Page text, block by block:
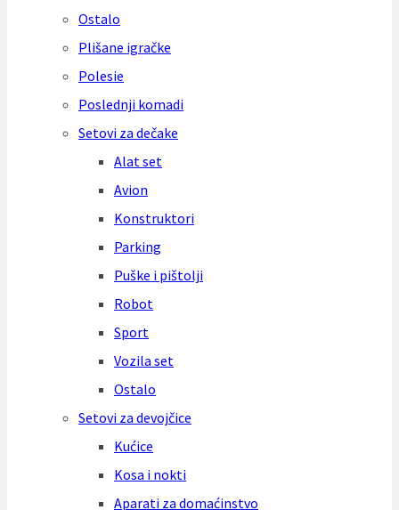
Ostalo
Plišane igračke
Polesie
Poslednji komadi
Setovi za dečake
Alat set
Avion
Konstruktori
Parking
Puške i pištolji
Robot
Sport
Vozila set
Ostalo
Setovi za devojčice
Kućice
Kosa i nokti
Aparati za domaćinstvo